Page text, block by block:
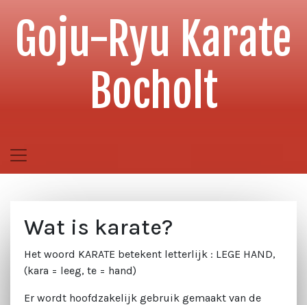
Goju-Ryu Karate
Bocholt
Wat is karate?
Het woord KARATE betekent letterlijk : LEGE HAND,
(kara = leeg, te = hand)
Er wordt hoofdzakelijk gebruik gemaakt van de